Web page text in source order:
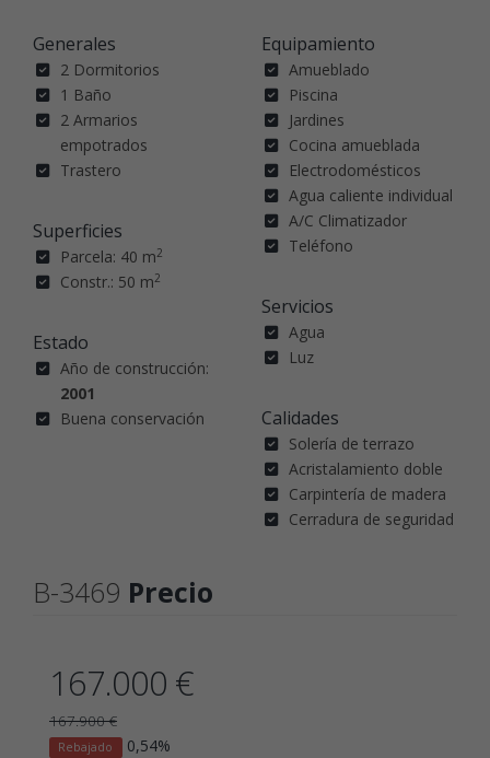
Generales
2 Dormitorios
1 Baño
2 Armarios
empotrados
Trastero
Superficies
Parcela: 40 m2
Constr.: 50 m2
Estado
Año de construcción:
2001
Buena conservación
Equipamiento
Amueblado
Piscina
Jardines
Cocina amueblada
Electrodomésticos
Agua caliente individual
A/C Climatizador
Teléfono
Servicios
Agua
Luz
Calidades
Solería de terrazo
Acristalamiento doble
Carpintería de madera
Cerradura de seguridad
B-3469 Precio
167.000 €
167.900 €
Rebajado 0,54%